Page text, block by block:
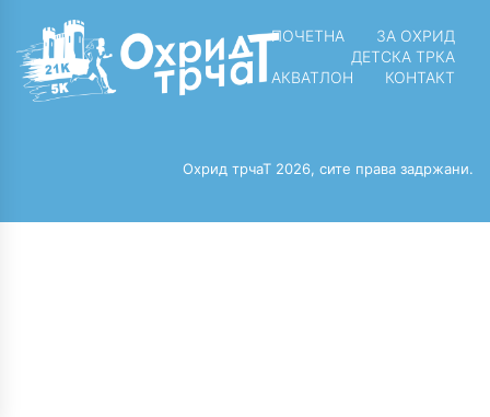
ПОЧЕТНА
ЗА ОХРИД
ДЕТСКА ТРКА
АКВАТЛОН
КОНТАКТ
Охрид трчаТ 2026, сите права задржани.